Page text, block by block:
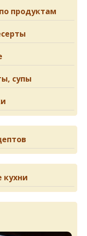
продуктам
супы
кухни